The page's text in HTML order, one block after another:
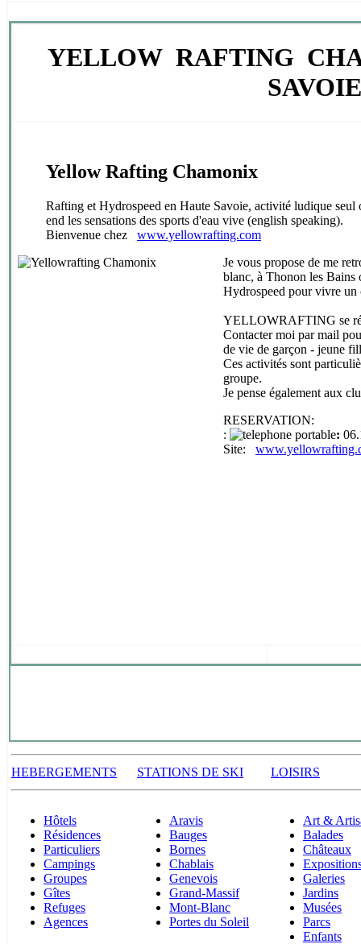
YELLOW RAFTING
SAVOIE
Yellow Rafting Chamonix
Rafting et Hydrospeed en Haute Savoie, activité ludique
end les sensations des sports d'eau vive (english speaking).
Bienvenue chez
www.yellowrafting.com
Je vous propose de me
blanc, à Thonon les Bains
Hydrospeed pour vivre un
YELLOWRAFTING se
Contacter moi par mail
de vie de garçon - jeune
Ces activités sont
groupe.
Je pense également aux
RESERVATION:
:
:
Site:
HEBERGEMENTS STATIONS DE SKI LOISIRS
Hôtels
Résidences
Particuliers
Campings
Groupes
Gîtes
Refuges
Agences
Aravis
Bauges
Bornes
Chablais
Genevois
Grand-Massif
Mont-Blanc
Portes du Soleil
Art &
Balades
Châteaux
Galeries
Jardins
Musées
Parcs
Enfants